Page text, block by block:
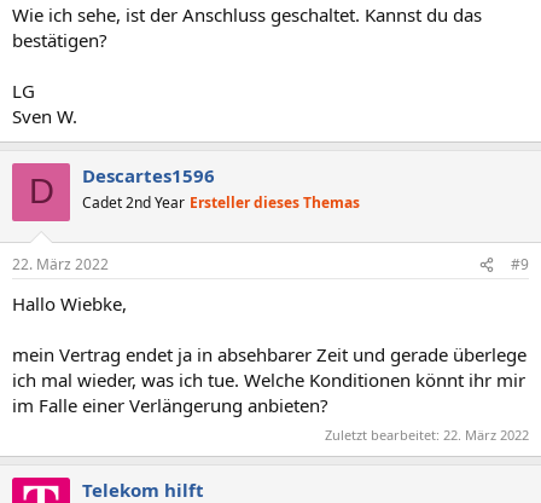
Wie ich sehe, ist der Anschluss geschaltet. Kannst du das
bestätigen?
LG
Sven W.
D Descartes1596
Cadet 2nd Year Ersteller dieses Themas
22. März 2022 #9
Hallo Wiebke,
mein Vertrag endet ja in absehbarer Zeit und gerade überlege
ich mal wieder, was ich tue. Welche Konditionen könnt ihr mir
im Falle einer Verlängerung anbieten?
Zuletzt bearbeitet: 22. März 2022
Telekom hilft